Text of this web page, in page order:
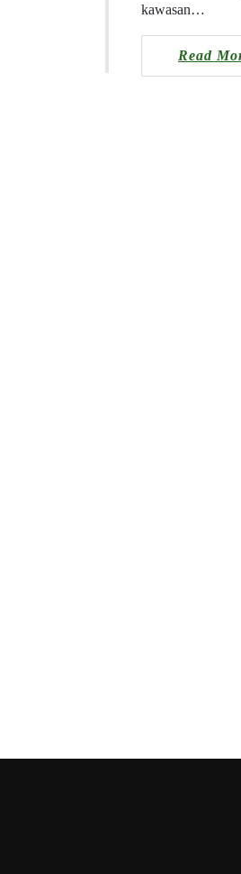
kawasan…
Read